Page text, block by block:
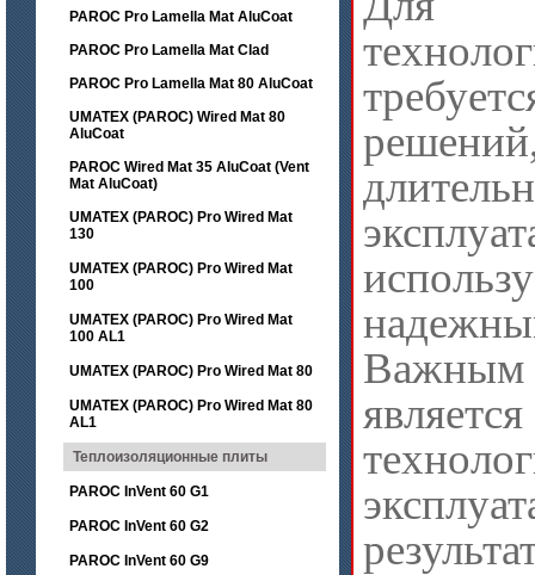
PAROC Pro Lamella Mat AluCoat
PAROC Pro Lamella Mat Clad
PAROC Pro Lamella Mat 80 AluCoat
UMATEX (PAROC) Wired Mat 80
AluCoat
PAROC Wired Mat 35 AluCoat (Vent
Mat AluCoat)
UMATEX (PAROC) Pro Wired Mat
130
UMATEX (PAROC) Pro Wired Mat
100
UMATEX (PAROC) Pro Wired Mat
100 AL1
UMATEX (PAROC) Pro Wired Mat 80
UMATEX (PAROC) Pro Wired Mat 80
AL1
Теплоизоляционные плиты
PAROC InVent 60 G1
PAROC InVent 60 G2
PAROC InVent 60 G9
Важным